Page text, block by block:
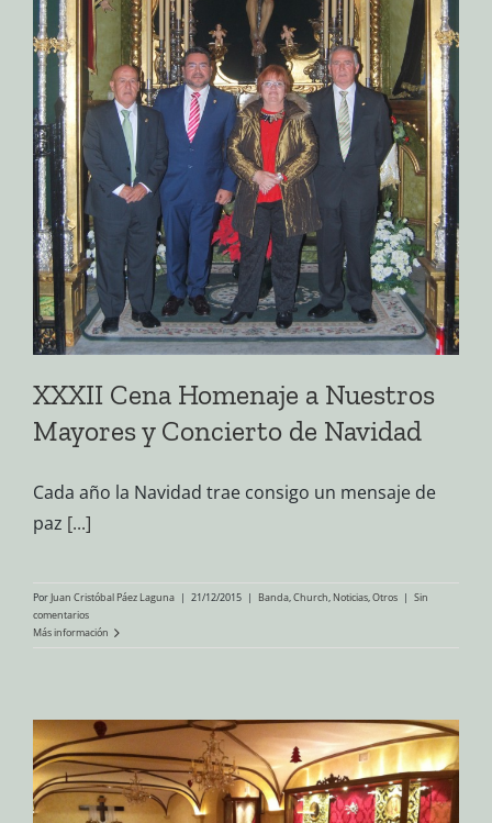
XXXII Cena Homenaje a Nuestros
Mayores y Concierto de Navidad
Cada año la Navidad trae consigo un mensaje de
paz [...]
PorJuan Cristóbal Páez Laguna | 21/12/2015 | Banda,Church, Noticias,Otros | Sin
comentarios
Más información